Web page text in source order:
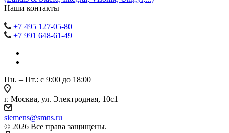
Наши контакты
+7 495 127-05-80
+7 991 648-61-49
Пн. – Пт.: с 9:00 до 18:00
г. Москва, ул. Электродная, 10с1
siemens@smns.ru
© 2026 Все права защищены.